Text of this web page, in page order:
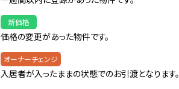
新価格
価格の変更があった物件です。
オーナーチェンジ
入居者が入ったままの状態でのお引渡となります。